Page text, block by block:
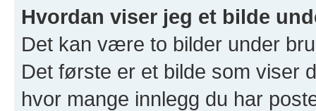
Hvordan viser jeg et bilde
Det kan være to bilder under
Det første er et bilde som viser
hvor mange innlegg du har